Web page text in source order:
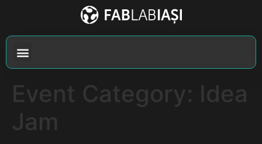
Event Category: Idea
Jam